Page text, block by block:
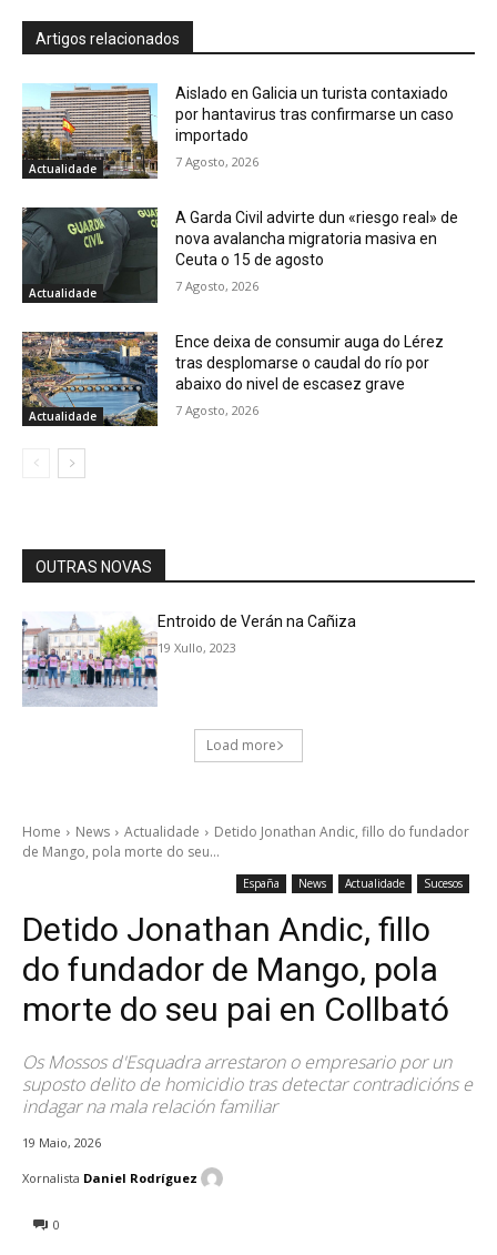
Artigos relacionados
Actualidade
Aislado en Galicia un turista contaxiado
por hantavirus tras confirmarse un caso
importado
7 Agosto, 2026
Actualidade
A Garda Civil advirte dun «riesgo real» de
nova avalancha migratoria masiva en
Ceuta o 15 de agosto
7 Agosto, 2026
Actualidade
Ence deixa de consumir auga do Lérez
tras desplomarse o caudal do río por
abaixo do nivel de escasez grave
7 Agosto, 2026
OUTRAS NOVAS
Entroido de Verán na Cañiza
19 Xullo, 2023
Load more